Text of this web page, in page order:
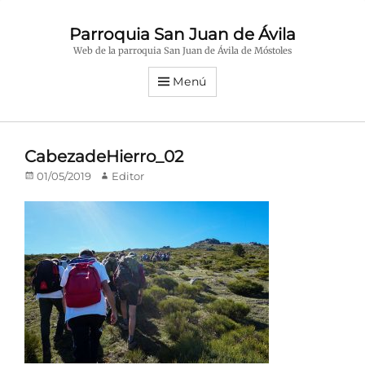
Parroquia San Juan de Ávila
Web de la parroquia San Juan de Ávila de Móstoles
Menú
CabezadeHierro_02
Publicado
01/05/2019 Autor
Editor